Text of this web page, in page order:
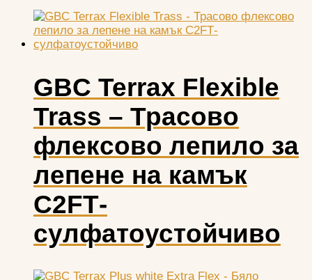
GBC Terrax Flexible
Trass – Трасово
флексово лепило за
лепене на камък
С2FТ-
сулфатоустойчиво